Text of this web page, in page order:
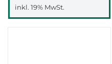
inkl. 19% MwSt.